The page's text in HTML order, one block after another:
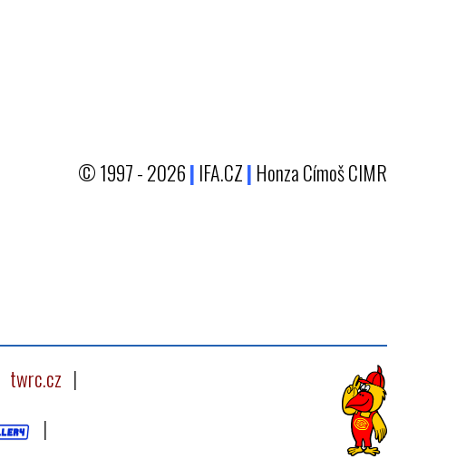
© 1997 - 2026| IFA.CZ| Honza Címoš CIMR
twrc.cz |
|